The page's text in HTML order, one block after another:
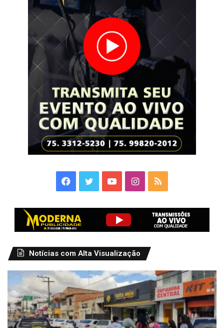
Facebook
TwitterYouTubeInstagram
RSS
Notícias com Alta Visualização